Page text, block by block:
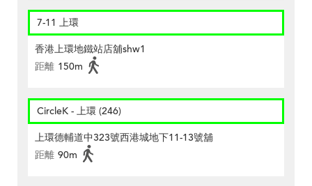
7-11 上環
香港上環地鐵站店舖shw1
距離 150m
CircleK - 上環 (246)
上環德輔道中323號西港城地下11-13號舖
距離 90m